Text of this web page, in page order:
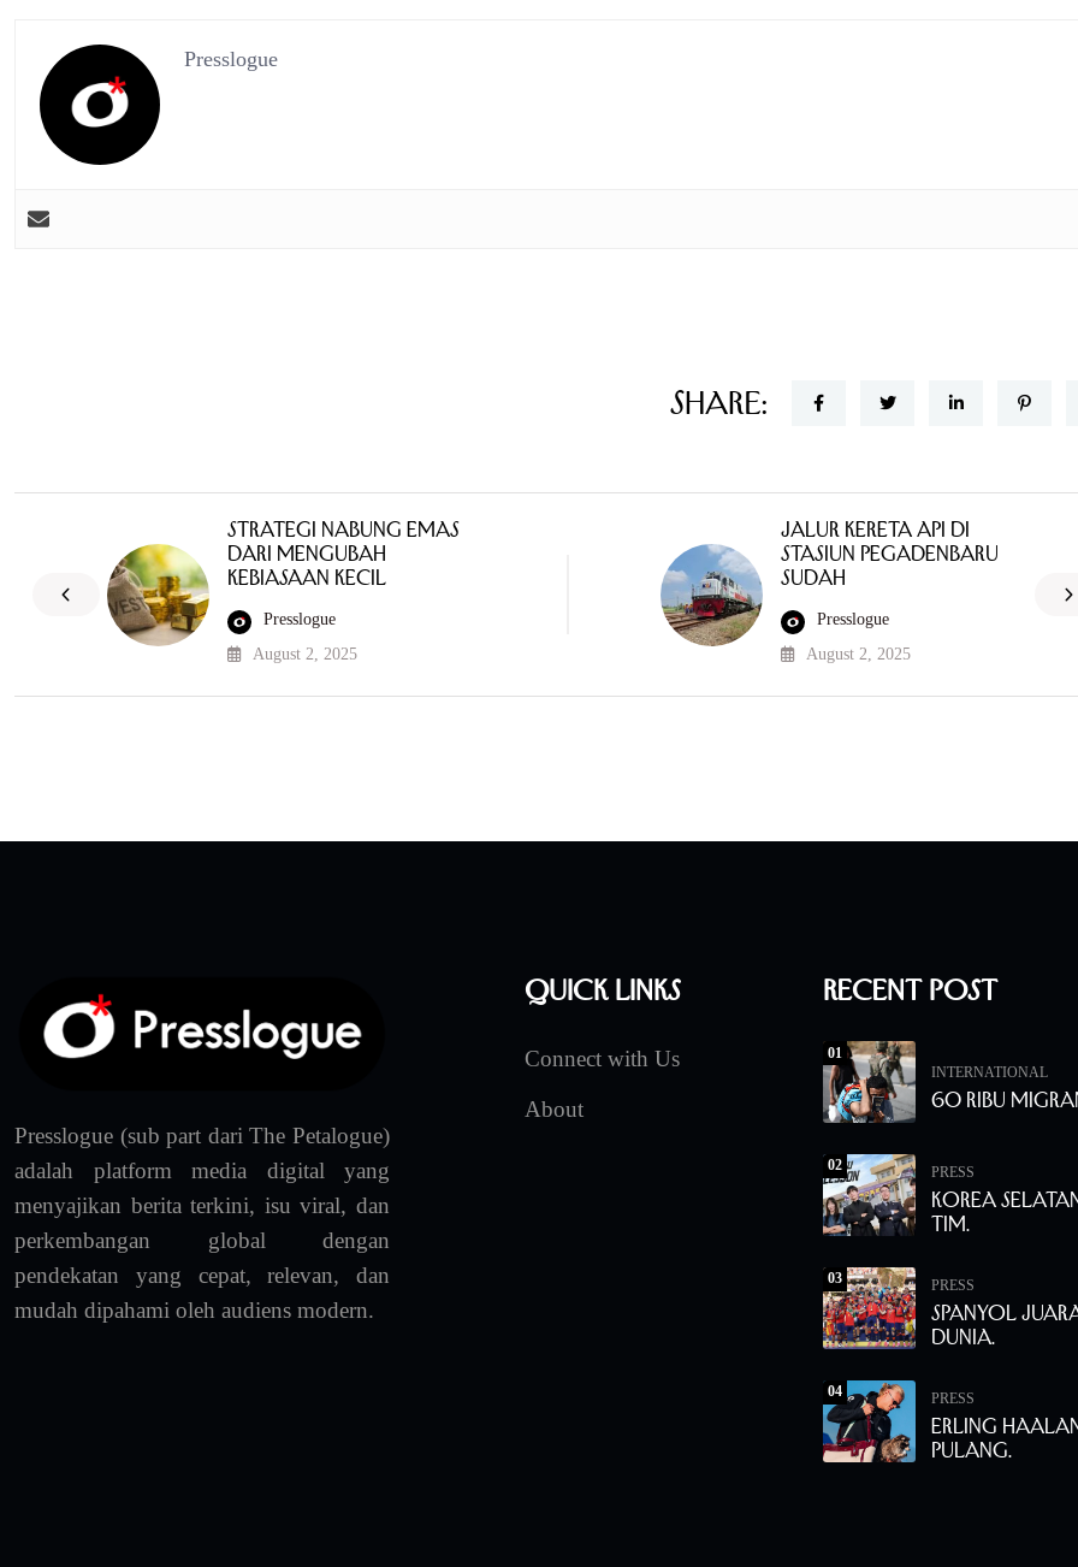
Presslogue
Share:
Strategi Nabung Emas
dari Mengubah
Kebiasaan Kecil
Presslogue
August 2, 2025
Jalur Kereta Api di
Stasiun Pegadenbaru
Sudah
Presslogue
August 2, 2025
Presslogue (sub part dari The Petalogue)
adalah platform media digital yang
menyajikan berita terkini, isu viral, dan
perkembangan global dengan
pendekatan yang cepat, relevan, dan
mudah dipahami oleh audiens modern.
Quick Links
Connect with Us
About
Recent Post
01
INTERNATIONAL
60 Ribu
02 PRESS
Korea
Tim.
03 PRESS
Spanyol
Dunia.
04 PRESS
Erling
Pulang.